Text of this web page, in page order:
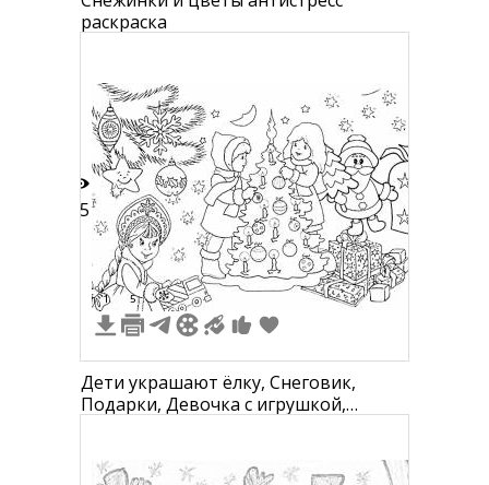
раскраска
15
1 5
Дети украшают ёлку, Снеговик,
Подарки, Девочка с игрушкой,